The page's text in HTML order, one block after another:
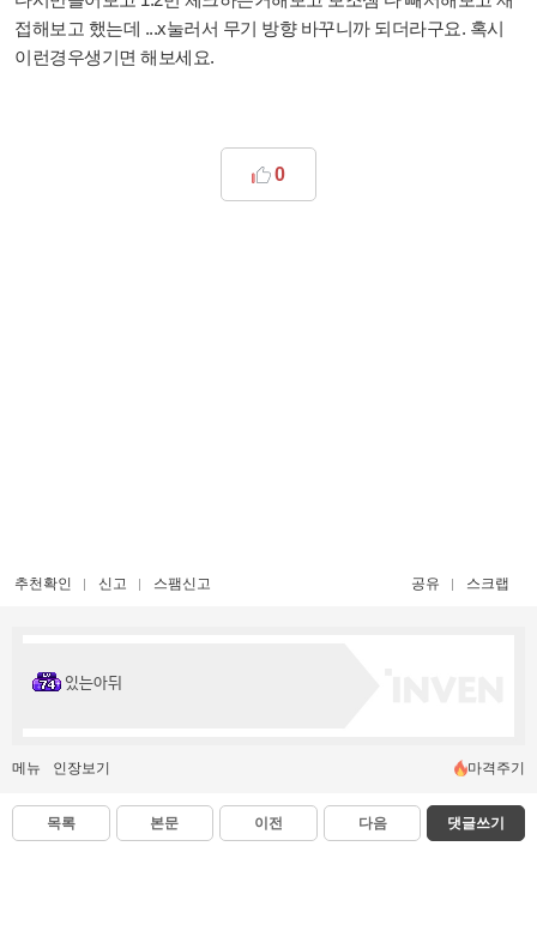
접해보고 했는데 ...x눌러서 무기 방향 바꾸니까 되더라구요. 혹시
이런경우생기면 해보세요.
0
추천확인 신고 스팸신고 공유 스크랩
있는아뒤
메뉴 인장보기 마격주기
목록 본문 이전 다음 댓글쓰기